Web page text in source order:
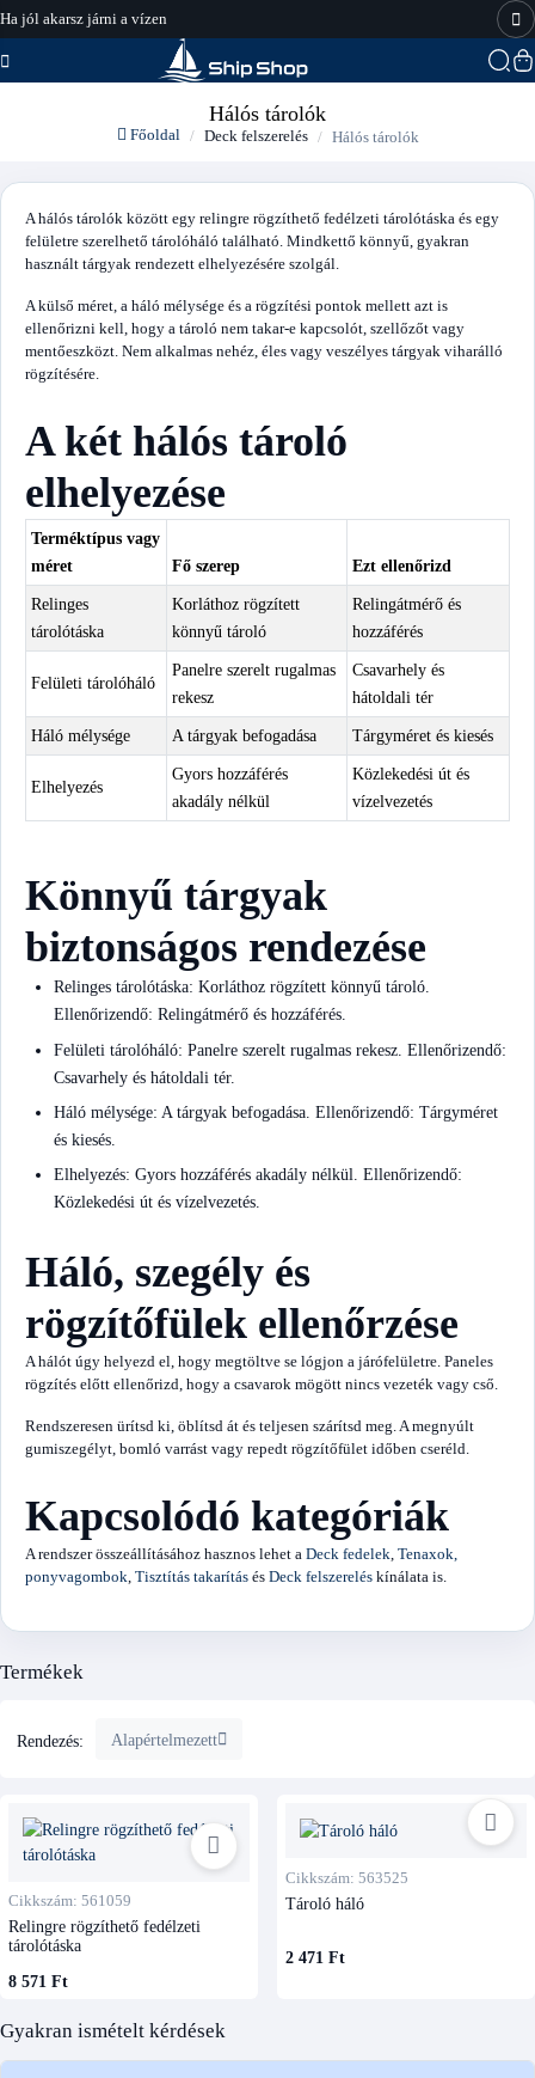
Ha jól akarsz járni a vízen
hajo-felszereles.hu
Hálós tárolók
Főoldal Deck felszerelés Hálós tárolók
A hálós tárolók között egy relingre rögzíthető fedélzeti tárolótáska és egy
felületre szerelhető tárolóháló található. Mindkettő könnyű, gyakran
használt tárgyak rendezett elhelyezésére szolgál.
A külső méret, a háló mélysége és a rögzítési pontok mellett azt is
ellenőrizni kell, hogy a tároló nem takar-e kapcsolót, szellőzőt vagy
mentőeszközt. Nem alkalmas nehéz, éles vagy veszélyes tárgyak viharálló
rögzítésére.
A két hálós tároló
elhelyezése
Terméktípus vagy
méret
Fő szerep Ezt ellenőrizd
Relinges
tárolótáska
Korláthoz rögzített
könnyű tároló
Relingátmérő és
hozzáférés
Felületi tárolóháló
Panelre szerelt rugalmas
rekesz
Csavarhely és
hátoldali tér
Háló mélysége A tárgyak befogadása Tárgyméret és kiesés
Elhelyezés
Gyors hozzáférés
akadály nélkül
Közlekedési út és
vízelvezetés
Könnyű tárgyak
biztonságos rendezése
Relinges tárolótáska: Korláthoz rögzített könnyű tároló.
Ellenőrizendő: Relingátmérő és hozzáférés.
Felületi tárolóháló: Panelre szerelt rugalmas rekesz. Ellenőrizendő:
Csavarhely és hátoldali tér.
Háló mélysége: A tárgyak befogadása. Ellenőrizendő: Tárgyméret
és kiesés.
Elhelyezés: Gyors hozzáférés akadály nélkül. Ellenőrizendő:
Közlekedési út és vízelvezetés.
Háló, szegély és
rögzítőfülek ellenőrzése
A hálót úgy helyezd el, hogy megtöltve se lógjon a járófelületre. Paneles
rögzítés előtt ellenőrizd, hogy a csavarok mögött nincs vezeték vagy cső.
Rendszeresen ürítsd ki, öblítsd át és teljesen szárítsd meg. A megnyúlt
gumiszegélyt, bomló varrást vagy repedt rögzítőfület időben cseréld.
Kapcsolódó kategóriák
A rendszer összeállításához hasznos lehet a Deck fedelek Tenaxok,
ponyvagombok Tisztítás takarítás és Deck felszerelés kínálata is.
Termékek
Rendezés: Alapértelmezett
Cikkszám: 561059
Relingre rögzíthető fedélzeti
tárolótáska
8 571 Ft
Cikkszám: 563525
Tároló háló
2 471 Ft
Gyakran ismételt kérdések